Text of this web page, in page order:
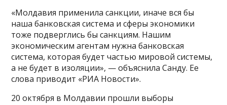
«Молдавия применила санкции, иначе вся бы
наша банковская система и сферы экономики
тоже подверглись бы санкциям. Нашим
экономическим агентам нужна банковская
система, которая будет частью мировой системы,
а не будет в изоляции», — объяснила Санду. Ее
слова приводит «РИА Новости».
20 октября в Молдавии прошли выборы